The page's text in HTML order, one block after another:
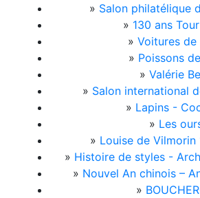
» Salon philatélique
» 130 ans
» Voitures de
» Poissons
» Valérie
» Salon international
» Lapins -
» Les
» Louise de Vilmorin
» Histoire de styles -
» Nouvel An chinois –
»